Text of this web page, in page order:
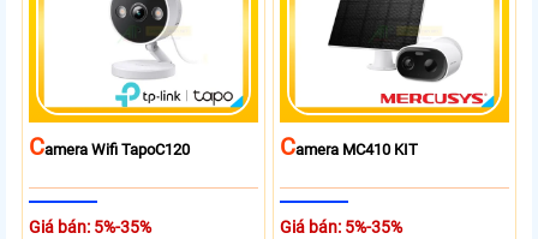
CAmera Wifi TapoC120
Giá bán: 5%-35%
CAmera MC410 KIT
Giá bán: 5%-35%